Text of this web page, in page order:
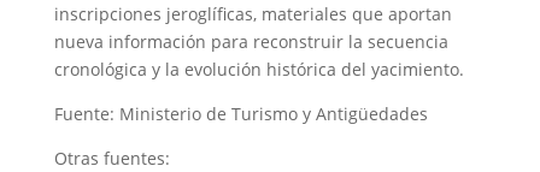
inscripciones jeroglíficas, materiales que aportan
nueva información para reconstruir la secuencia
cronológica y la evolución histórica del yacimiento.
Fuente: Ministerio de Turismo y Antigüedades
Otras fuentes: